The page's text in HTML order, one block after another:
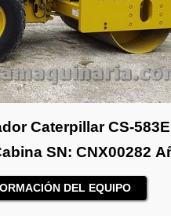
Caterpillar CS-583E
SN: CNX00282
DEL EQUIPO